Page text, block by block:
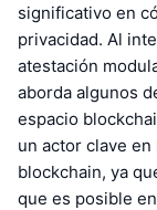
significativo en
privacidad. Al
atestación
aborda algunos
espacio
un actor clave
blockchain, ya
que es posible